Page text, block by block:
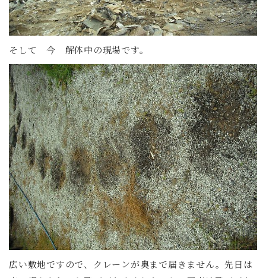
そして 今 解体中の現場です。
広い敷地ですので、クレーンが奥まで届きません。先日は